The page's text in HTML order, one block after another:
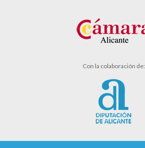
Con la colaboración de: